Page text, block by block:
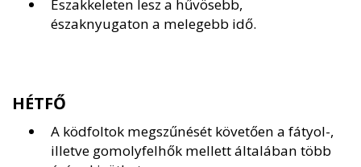
Északkeleten lesz a hűvösebb,
északnyugaton a melegebb idő.
HÉTFŐ
A ködfoltok megszűnését követően a fátyol-,
illetve gomolyfelhők mellett általában több